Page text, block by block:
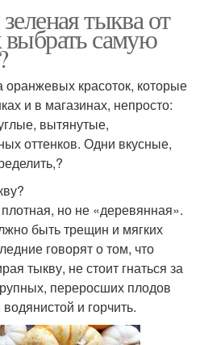
тыква от
самую
оранжевых красоток, которые
и в магазинах, непросто:
вытянутые,
оттенков. Одни вкусные,
но не «деревянная».
быть трещин и мягких
говорят о том, что
тыкву, не стоит гнаться за
переросших плодов
и горчить.